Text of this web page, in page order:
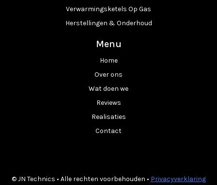
Verwarmingsketels Op Gas
Herstellingen & Onderhoud
Menu
Home
Over ons
Wat doen we
Reviews
Realisaties
Contact
© JN Technics • Alle rechten voorbehouden • Privacyverklaring